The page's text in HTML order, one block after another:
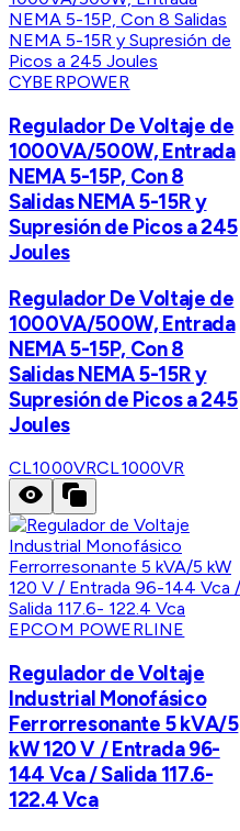
CYBERPOWER
Regulador De Voltaje de
1000VA/500W, Entrada
NEMA 5-15P, Con 8
Salidas NEMA 5-15R y
Supresión de Picos a 245
Joules
Regulador De Voltaje de
1000VA/500W, Entrada
NEMA 5-15P, Con 8
Salidas NEMA 5-15R y
Supresión de Picos a 245
Joules
CL1000VRCL1000VR
EPCOM POWERLINE
Regulador de Voltaje
Industrial Monofásico
Ferrorresonante 5 kVA/5
kW 120 V / Entrada 96-
144 Vca / Salida 117.6-
122.4 Vca